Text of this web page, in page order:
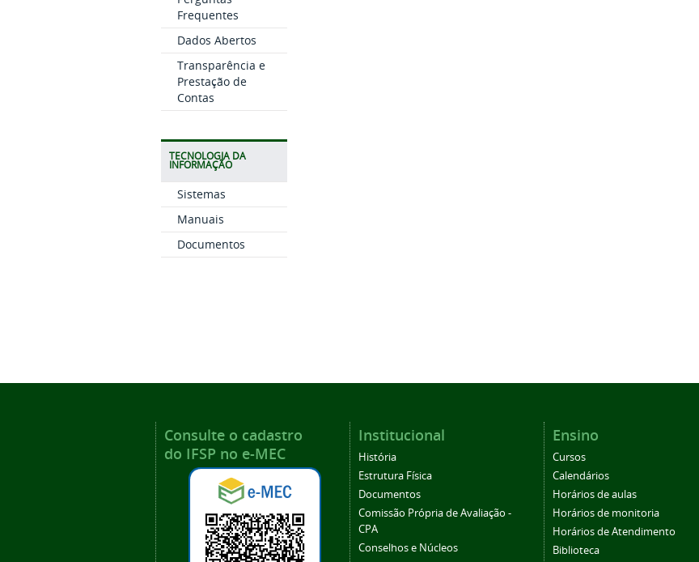
Frequentes
Dados Abertos
Transparência e
Prestação de
Contas
TECNOLOGIA DA
INFORMAÇÃO
Sistemas
Manuais
Documentos
Consulte o cadastro
do IFSP no e-MEC
Institucional
História
Estrutura Física
Documentos
Comissão Própria de Avaliação -
CPA
Conselhos e Núcleos
Ensino
Cursos
Calendários
Horários de aulas
Horários de monitoria
Horários de Atendimento
Biblioteca